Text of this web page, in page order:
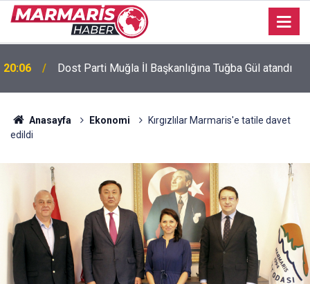
16:51
Bursaspor’da 2026-2027 sezonu forma numaraları
açıklandı
Anasayfa Ekonomi
Kırgızlılar Marmaris'e tatile davet
edildi